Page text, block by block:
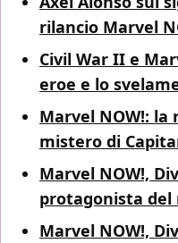
rilancio Marvel
Civil War II e
eroe e lo
Marvel NOW!: la
mistero di
Marvel NOW!,
protagonista del
Marvel NOW!,